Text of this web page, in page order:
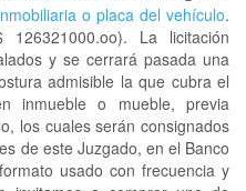
o placa del vehículo.
La licitación
y se cerrará pasada una
admisible la que cubra el
inmueble o mueble, previa
los cuales serán consignados
de este Juzgado, en el Banco
usado con frecuencia y